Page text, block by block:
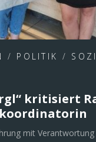
/ POLITIK /
kritisiert
mit